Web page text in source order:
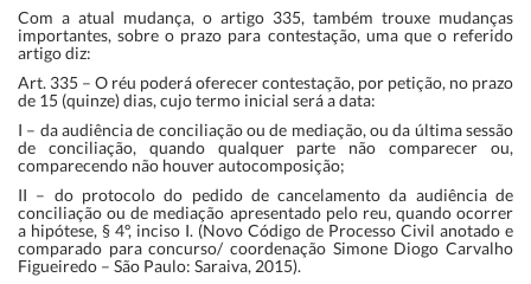
Com a atual mudança, o artigo 335, também trouxe mudanças
importantes, sobre o prazo para contestação, uma que o referido
artigo diz:
Art. 335 – O réu poderá oferecer contestação, por petição, no prazo
de 15 (quinze) dias, cujo termo inicial será a data:
I – da audiência de conciliação ou de mediação, ou da última sessão
de conciliação, quando qualquer parte não comparecer ou,
comparecendo não houver autocomposição;
II – do protocolo do pedido de cancelamento da audiência de
conciliação ou de mediação apresentado pelo reu, quando ocorrer
a hipótese, § 4º, inciso I. (Novo Código de Processo Civil anotado e
comparado para concurso/ coordenação Simone Diogo Carvalho
Figueiredo – São Paulo: Saraiva, 2015).